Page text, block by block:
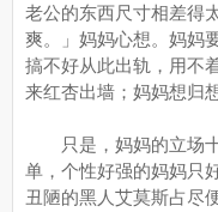
老公的东西尺寸相差得
爽。」妈妈心想。妈妈
搞不好从此出轨，用不
来红杏出墙；妈妈想归
只是，妈妈的立场十
单，个性好强的妈妈只
丑陋的黑人艾莫斯占尽